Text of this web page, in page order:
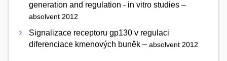
generation and regulation - in vitro studies –
absolvent 2012
Signalizace receptoru gp130 v regulaci
diferenciace kmenových buněk – absolvent 2012